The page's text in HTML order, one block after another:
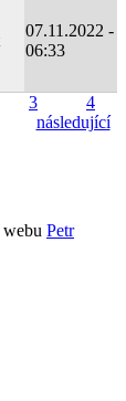
07.11.2022 -
06:33
3
4
následující
Petr